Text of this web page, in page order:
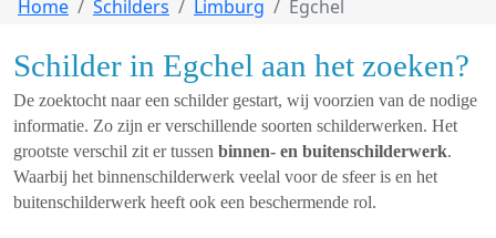
Home Schilders Limburg Egchel
Schilder in Egchel aan het zoeken?
De zoektocht naar een schilder gestart, wij voorzien van de nodige
informatie. Zo zijn er verschillende soorten schilderwerken. Het
grootste verschil zit er tussen binnen- en buitenschilderwerk.
Waarbij het binnenschilderwerk veelal voor de sfeer is en het
buitenschilderwerk heeft ook een beschermende rol.